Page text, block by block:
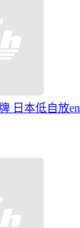
日本低自放